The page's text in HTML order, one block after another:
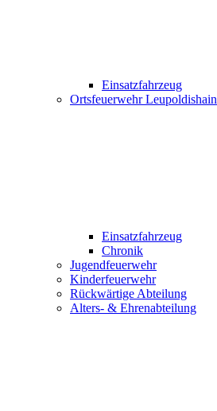
Einsatzfahrzeug
Ortsfeuerwehr Leupoldishain
Einsatzfahrzeug
Chronik
Jugendfeuerwehr
Kinderfeuerwehr
Rückwärtige Abteilung
Alters- & Ehrenabteilung